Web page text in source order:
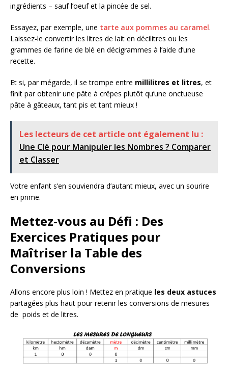
ingrédients – sauf l’oeuf et la pincée de sel.
Essayez, par exemple, une tarte aux pommes au caramel.
Laissez-le convertir les litres de lait en décilitres ou les
grammes de farine de blé en décigrammes à l’aide d’une
recette.
Et si, par mégarde, il se trompe entre millilitres et litres, et
finit par obtenir une pâte à crêpes plutôt qu’une onctueuse
pâte à gâteaux, tant pis et tant mieux !
Les lecteurs de cet article ont également lu :
Une Clé pour Manipuler les Nombres ? Comparer
et Classer
Votre enfant s’en souviendra d’autant mieux, avec un sourire
en prime.
Mettez-vous au Défi : Des
Exercices Pratiques pour
Maîtriser la Table des
Conversions
Allons encore plus loin ! Mettez en pratique les deux astuces
partagées plus haut pour retenir les conversions de mesures
de poids et de litres.